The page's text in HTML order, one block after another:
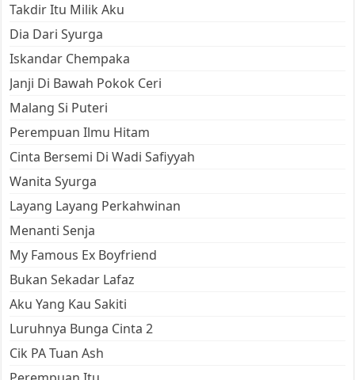
Takdir Itu Milik Aku
Dia Dari Syurga
Iskandar Chempaka
Janji Di Bawah Pokok Ceri
Malang Si Puteri
Perempuan Ilmu Hitam
Cinta Bersemi Di Wadi Safiyyah
Wanita Syurga
Layang Layang Perkahwinan
Menanti Senja
My Famous Ex Boyfriend
Bukan Sekadar Lafaz
Aku Yang Kau Sakiti
Luruhnya Bunga Cinta 2
Cik PA Tuan Ash